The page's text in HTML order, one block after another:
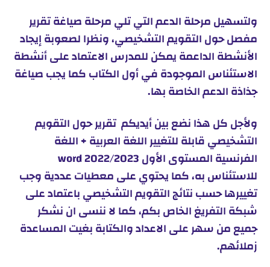
ولتسهيل مرحلة الدعم التي تلي مرحلة صياغة تقرير
مفصل حول التقويم التشخيصي، ونظرا لصعوبة إيجاد
الأنشطة الداعمة يمكن للمدرس الاعتماد على أنشطة
الاستئناس الموجودة في أول الكتاب كما يجب صياغة
جذاذة الدعم الخاصة بها.
ولأجل كل هذا نضع بين أيديكم تقرير حول التقويم
التشخيصي قابلة للتغيير اللغة العربية + اللغة
الفرنسية المستوى الأول word 2022/2023
للاستئناس به، كما يحتوي على معطيات عددية وجب
تغييرها حسب نتائج التقويم التشخيصي باعتماد على
شبكة التفريغ الخاص بكم، كما لا ننسى ان نشكر
جميع من سهر على الاعداد والكتابة بغيت المساعدة
زملائهم.